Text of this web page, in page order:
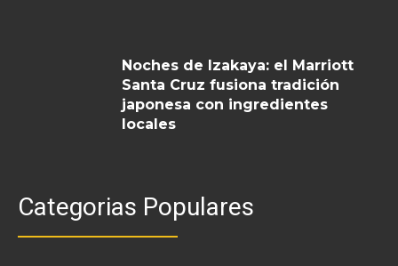
Noches de Izakaya: el Marriott
Santa Cruz fusiona tradición
japonesa con ingredientes
locales
Categorias Populares